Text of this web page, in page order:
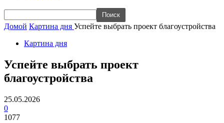
Домой Картина дня Успейте выбрать проект благоустройства
Картина дня
Успейте выбрать проект
благоустройства
25.05.2026
0
1077